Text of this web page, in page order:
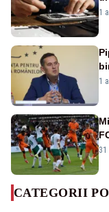
1
1
31
CATEGORII